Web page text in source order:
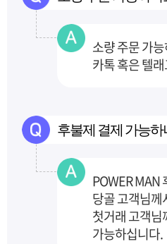
소량 주문 가
카톡 혹은 텔
후불제 결제 가능하
POWER MAN
당골 고객님
첫거래 고객
가능하십니다.